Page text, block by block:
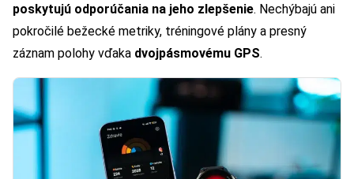
poskytujú odporúčania na jeho zlepšenie. Nechýbajú ani
pokročilé bežecké metriky, tréningové plány a presný
záznam polohy vďaka dvojpásmovému GPS.